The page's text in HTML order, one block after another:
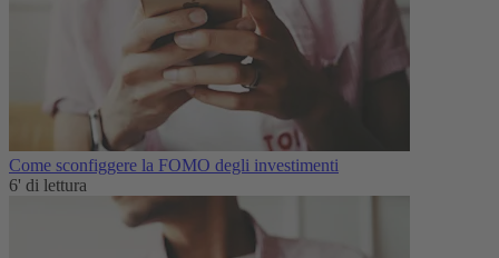
Come sconfiggere la FOMO degli investimenti
6' di lettura